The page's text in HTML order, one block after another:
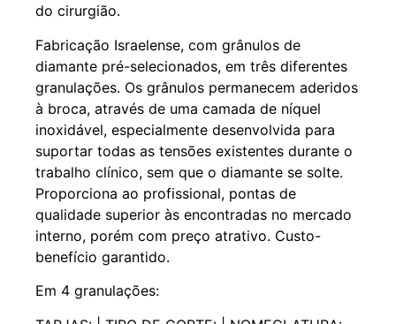
do cirurgião.
Fabricação Israelense, com grânulos de
diamante pré-selecionados, em três diferentes
granulações. Os grânulos permanecem aderidos
à broca, através de uma camada de níquel
inoxidável, especialmente desenvolvida para
suportar todas as tensões existentes durante o
trabalho clínico, sem que o diamante se solte.
Proporciona ao profissional, pontas de
qualidade superior às encontradas no mercado
interno, porém com preço atrativo. Custo-
benefício garantido.
Em 4 granulações: